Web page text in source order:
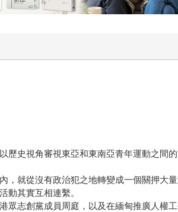
歷史視角審視東亞和東南亞青年運動之間
，就從沒有政治犯之地轉變成一個關押大
動其實互相連繫。
眾志創黨成員周庭，以及在緬甸推廣人權